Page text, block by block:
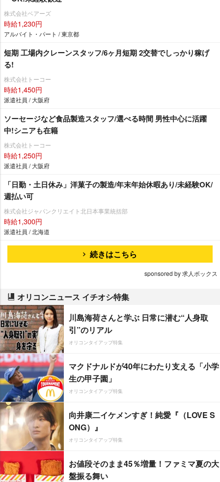
株式会社ベアーズ
時給1,230円
アルバイト・パート / 東京都
短期 工場内クレーンスタッフ/6ヶ月短期 2交替でしっかり稼げ
る!
株式会社トーコー
時給1,450円
派遣社員 / 大阪府
ソーセージなど食品製造スタッフ/選べる時間 男性中心に活躍
中!シニアも在籍
株式会社トーコー
時給1,250円
派遣社員 / 大阪府
「日勤・土日休み」洋菓子の製造/年末年始休暇あり/未経験OK/
週払い可
株式会社ジャパンクリエイト北日本事業統括部
時給1,300円
派遣社員 / 北海道
続きはこちら
sponsored by 求人ボックス
オリコンニュース イチオシ特集
川島海荷さんと学ぶ 日常に潜む“人身取
引”のリアル
オリコンタイアップ特集
マクドナルドが40年にわたり支える「小学
生の甲子園」
オリコンタイアップ特集
向井康二イケメンすぎ！純愛『（LOVE S
ONG）』
オリコンタイアップ特集
お値段そのまま45％増量！ファミマ夏の大
盤振る舞い